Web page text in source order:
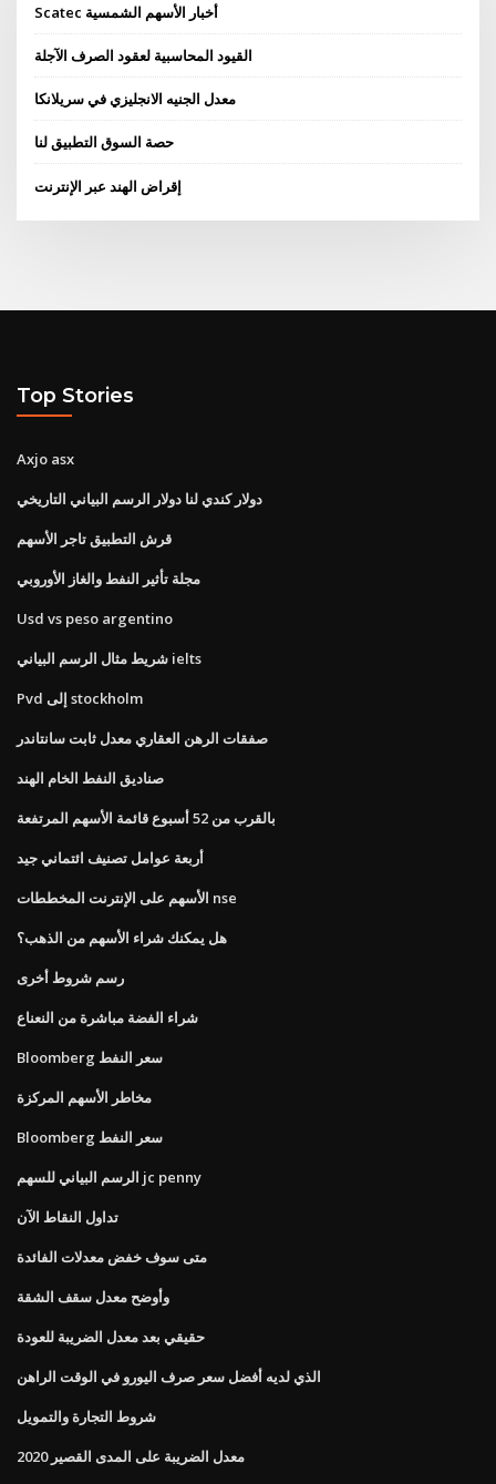
Scatec أخبار الأسهم الشمسية
القيود المحاسبية لعقود الصرف الآجلة
معدل الجنيه الانجليزي في سريلانكا
حصة السوق التطبيق لنا
إقراض الهند عبر الإنترنت
Top Stories
Axjo asx
دولار كندي لنا دولار الرسم البياني التاريخي
قرش التطبيق تاجر الأسهم
مجلة تأثير النفط والغاز الأوروبي
Usd vs peso argentino
شريط مثال الرسم البياني ielts
Pvd إلى stockholm
صفقات الرهن العقاري معدل ثابت سانتاندر
صناديق النفط الخام الهند
بالقرب من 52 أسبوع قائمة الأسهم المرتفعة
أربعة عوامل تصنيف ائتماني جيد
الأسهم على الإنترنت المخططات nse
هل يمكنك شراء الأسهم من الذهب؟
رسم شروط أخرى
شراء الفضة مباشرة من النعناع
Bloomberg سعر النفط
مخاطر الأسهم المركزة
Bloomberg سعر النفط
الرسم البياني للسهم jc penny
تداول النقاط الآن
متى سوف خفض معدلات الفائدة
وأوضح معدل سقف الشقة
حقيقي بعد معدل الضريبة للعودة
الذي لديه أفضل سعر صرف اليورو في الوقت الراهن
شروط التجارة والتمويل
معدل الضريبة على المدى القصير 2020